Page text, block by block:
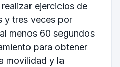
ejercicios de
y tres veces por
menos 60 segundos
para obtener
movilidad y la